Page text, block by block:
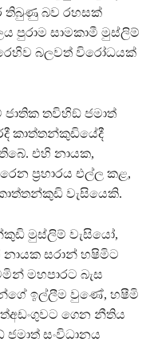
තිබුණු බව රහසක්
පුරාම සාමකාමී මුස්ලිම්
බලවත් විරෝධයක්
ජාතික තවිහිඞ් ජමාත්
කාත්තන්කුඩියේදී
එහි නායක,
ප්‍රහාරය එල්ල කළ,
වැසියෙකි.
මුස්ලිම් වැසියෝ,
නායක සරාන් හෂිමිට
මහපාරට බැස
ඉල්ලීම වුණේ, හෂීමි
ගෙන නීතිය
සංවිධානය